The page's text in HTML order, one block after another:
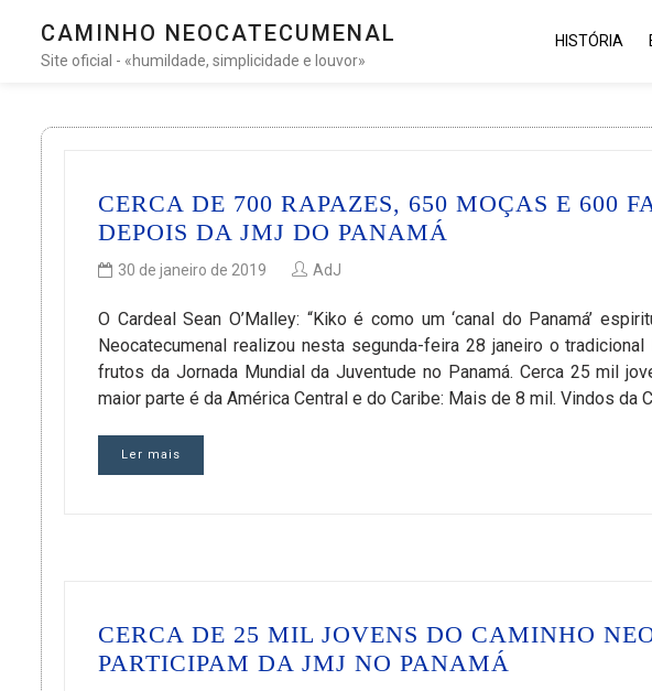
CAMINHO NEOCATECUMENAL
Site oficial - «humildade, simplicidade e louvor»
HISTÓRIA
CERCA DE 700 RAPAZES, 650 MOÇAS E 600
DEPOIS DA JMJ DO PANAMÁ
30 de janeiro de 2019 AdJ
O Cardeal Sean O’Malley: “Kiko é como um ‘canal do Panamá’
Neocatecumenal realizou nesta segunda-feira 28 janeiro o
frutos da Jornada Mundial da Juventude no Panamá. Cerca 25 mil
maior parte é da América Central e do Caribe: Mais de 8 mil. Vindos da
Ler mais
CERCA DE 25 MIL JOVENS DO CAMINHO
PARTICIPAM DA JMJ NO PANAMÁ